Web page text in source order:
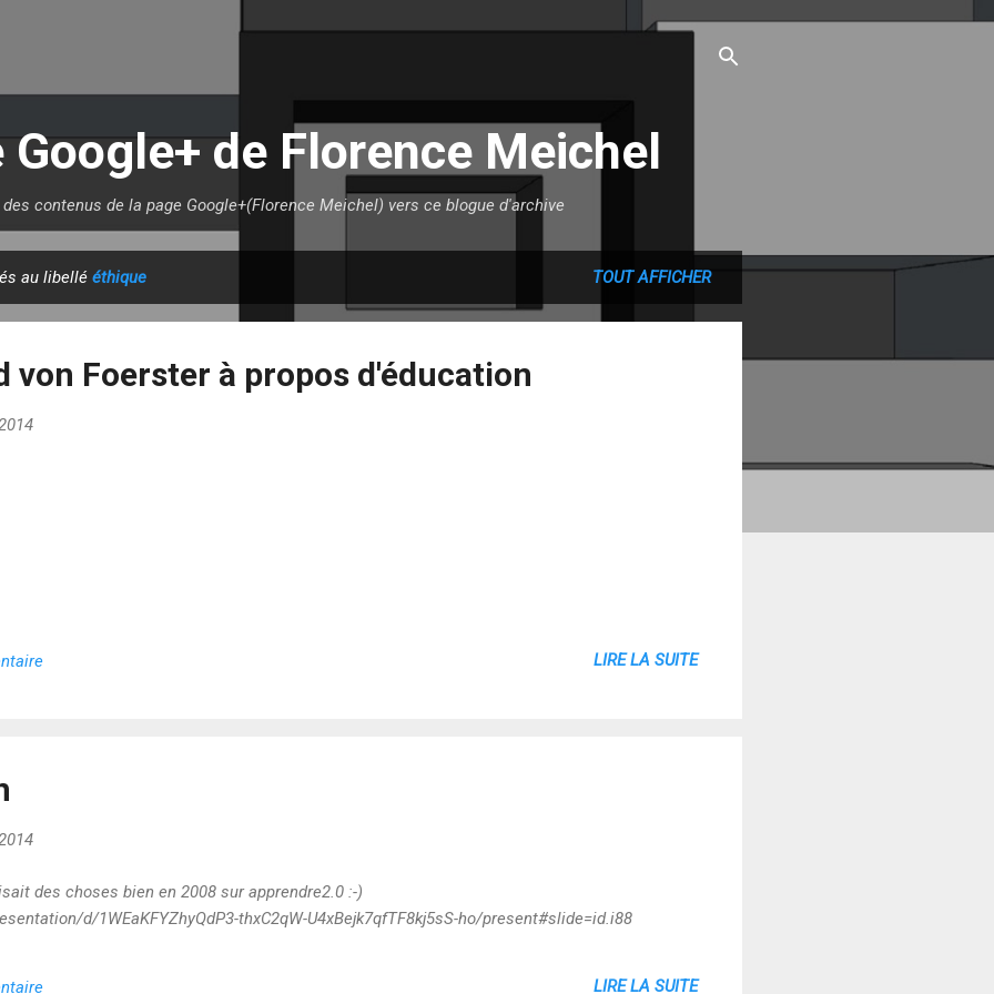
Accéder au contenu principal
de Florence Meichel
contenus de la page Google+(Florence Meichel) vers ce blogue d'archive
au libellé éthique TOUT AFFICHER
von Foerster à propos d'éducation
LIRE LA SUITE
des choses bien en 2008 sur apprendre2.0 :-)
d/1WEaKFYZhyQdP3-thxC2qW-U4xBejk7qfTF8kj5sS-ho/present#slide=id.i88
LIRE LA SUITE